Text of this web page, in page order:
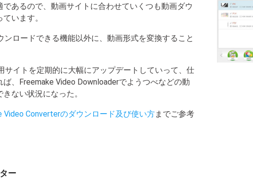
であるので、動画サイトに合わせていくつも動画ダウ
います。
ンロードできる機能以外に、動画形式を変換すること
サイトを定期的に大幅にアップデートしていって、仕
、Freemake Video Downloaderでようつべなどの動
ない状況になった。
Video Converterのダウンロード及び使い方までご参考
ー